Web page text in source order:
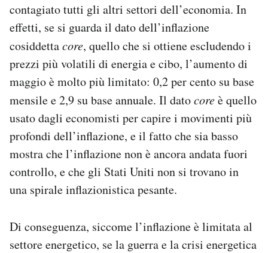
contagiato tutti gli altri settori dell’economia. In
effetti, se si guarda il dato dell’inflazione
cosiddettacore, quello che si ottiene escludendo i
prezzi più volatili di energia e cibo, l’aumento di
maggio è molto più limitato: 0,2 per cento su base
mensile e 2,9 su base annuale. Il datocoreè quello
usato dagli economisti per capire i movimenti più
profondi dell’inflazione, e il fatto che sia basso
mostra che l’inflazione non è ancora andata fuori
controllo, e che gli Stati Uniti non si trovano in
una spirale inflazionistica pesante.
Di conseguenza, siccome l’inflazione è limitata al
settore energetico, se la guerra e la crisi energetica